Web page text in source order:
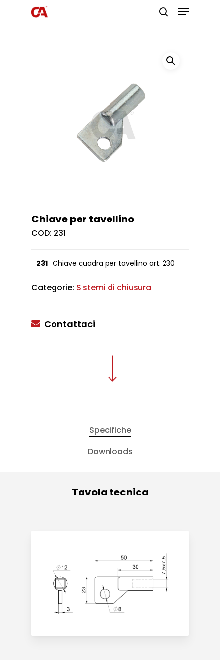
Chiave per tavellino
COD: 231
231 Chiave quadra per tavellino art. 230
Categorie: Sistemi di chiusura
Contattaci
Specifiche
Downloads
Tavola tecnica